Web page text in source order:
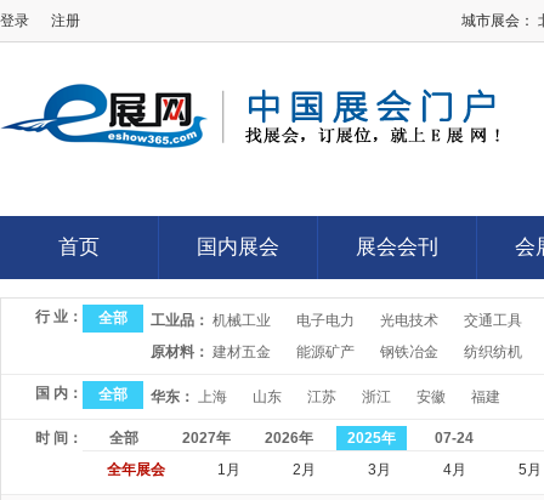
登录 注册 城市展会：
首页
首页
国内展会
国内展会
展会会刊
展会会刊
会
会
行 业： 全部 工业品： 机械工业 电子电力 光电技术
交通工具
原材料： 建材五金 能源矿产 钢铁冶金 纺织纺机
国 内： 全部 华东： 上海 山东 江苏 浙江 安徽 福建
时 间： 全部 2027年 2026年 2025年
07-24
全年展会
1月 2月 3月 4月 5月